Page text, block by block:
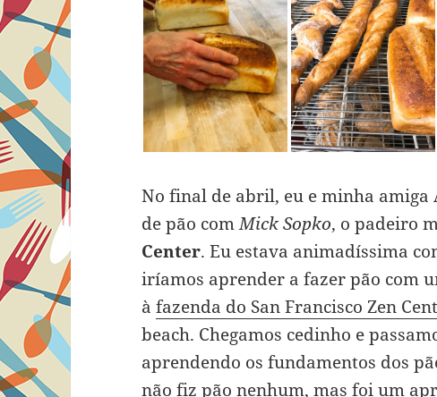
No final de abril, eu e minha
de pão comMick Sopko, o padeiro
Center. Eu estava animadíssima
iríamos aprender a fazer pão com
àfazenda do San Francisco Zen
beach. Chegamos cedinho e
aprendendo os fundamentos dos
não fiz pão nenhum, mas foi um